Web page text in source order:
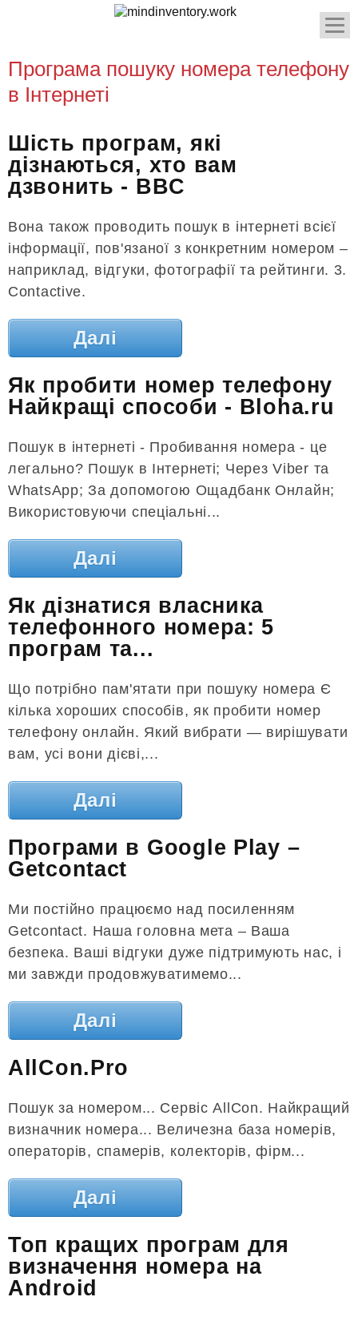
Програма пошуку номера телефону
в Інтернеті
Шість програм, які
дізнаються, хто вам
дзвонить - BBC
Вона також проводить пошук в інтернеті всієї
інформації, пов'язаної з конкретним номером –
наприклад, відгуки, фотографії та рейтинги. 3.
Contactive.
Далі
Як пробити номер телефону
Найкращі способи - Bloha.ru
Пошук в інтернеті - Пробивання номера - це
легально? Пошук в Інтернеті; Через Viber та
WhatsApp; За допомогою Ощадбанк Онлайн;
Використовуючи спеціальні...
Далі
Як дізнатися власника
телефонного номера: 5
програм та...
Що потрібно пам'ятати при пошуку номера Є
кілька хороших способів, як пробити номер
телефону онлайн. Який вибрати — вирішувати
вам, усі вони дієві,...
Далі
Програми в Google Play –
Getcontact
Ми постійно працюємо над посиленням
Getcontact. Наша головна мета – Ваша
безпека. Ваші відгуки дуже підтримують нас, і
ми завжди продовжуватимемо...
Далі
AllCon.Pro
Пошук за номером... Сервіс AllCon. Найкращий
визначник номера... Величезна база номерів,
операторів, спамерів, колекторів, фірм...
Далі
Топ кращих програм для
визначення номера на
Android